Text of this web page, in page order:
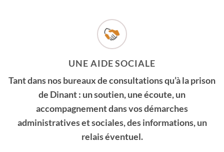
UNE AIDE SOCIALE
Tant dans nos bureaux de consultations qu’à la prison
de Dinant : un soutien, une écoute, un
accompagnement dans vos démarches
administratives et sociales, des informations, un
relais éventuel.